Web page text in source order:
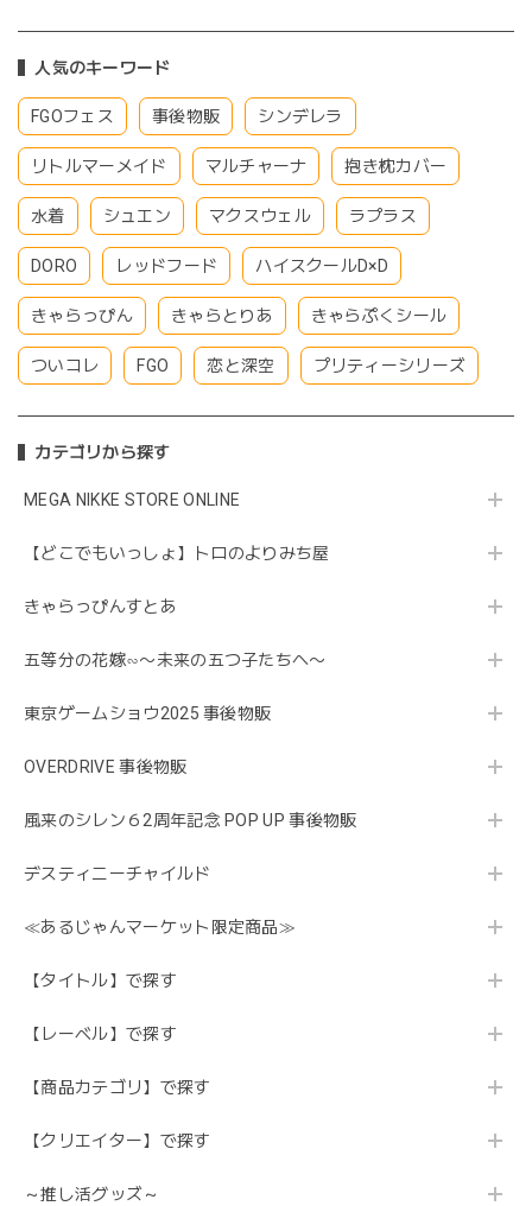
人気のキーワード
FGOフェス 事後物販 シンデレラ
リトルマーメイド マルチャーナ 抱き枕カバー
水着 シュエン マクスウェル ラプラス
DORO レッドフード ハイスクールD×D
きゃらっぴん きゃらとりあ きゃらぷくシール
ついコレ FGO 恋と深空 プリティーシリーズ
カテゴリから探す
MEGA NIKKE STORE ONLINE
【どこでもいっしょ】トロのよりみち屋
きゃらっぴんすとあ
五等分の花嫁∽〜未来の五つ子たちへ〜
東京ゲームショウ2025 事後物販
OVERDRIVE 事後物販
風来のシレン６2周年記念 POP UP 事後物販
デスティニーチャイルド
≪あるじゃんマーケット限定商品≫
【タイトル】で探す
【レーベル】で探す
【商品カテゴリ】で探す
【クリエイター】で探す
～推し活グッズ～